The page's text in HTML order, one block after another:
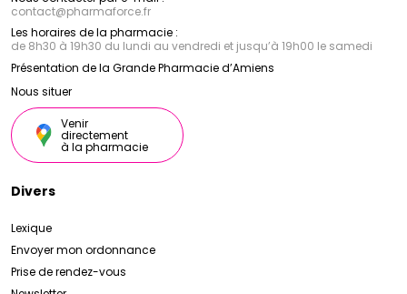
contact@pharmaforce.fr
Les horaires de la pharmacie :
de 8h30 à 19h30 du lundi au vendredi et jusqu’à 19h00 le samedi
Présentation de la Grande Pharmacie d’Amiens
Nous situer
Venir
directement
à la pharmacie
Divers
Lexique
Envoyer mon ordonnance
Prise de rendez-vous